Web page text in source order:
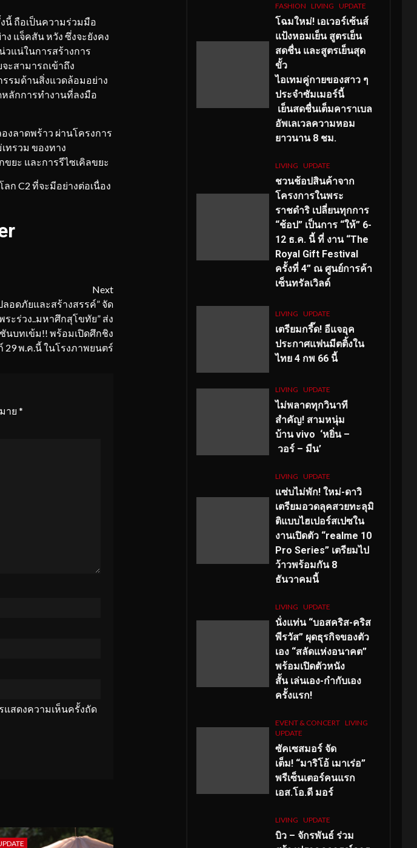
งนี้ ถือเป็นความร่วมมือ
ง แจ็คสัน หวัง ซึ่งจะยังคง
วแน่ในการสร้างการ
ะสามารถเข้าถึง
รมด้านสิ่งแวดล้อมอย่าง
หลักการทำงานที่ลงมือ
งลาดพร้าว ผ่านโครงการ
ทรวม ของทาง
ยะ และการรีไซเคิลขยะ
ก C2 ที่จะมีอย่างต่อเนื่อง
Next
อดภัยและสร้างสรรค์” จัด
ระร่วง..มหาศึกสุโขทัย” ส่ง
ชันบทเข้ม!! พร้อมเปิดศึกชิง
29 พ.ค.นี้ ในโรงภาพยนตร์
าย *
แสดงความเห็นครั้งถัด
FASHION LIVING UPDATE
โฉมใหม่! เอเวอร์เซ้นส์
แป้งหอมเย็น สูตรเย็น
สดชื่น และสูตรเย็นสุด
ขั้ว
ไอเทมคู่กายของสาว ๆ
ประจำซัมเมอร์นี้
เย็นสดชื่นเต็มคาราเบล
อัพเลเวลความหอม
ยาวนาน 8 ชม.
LIVING UPDATE
ชวนช้อปสินค้าจาก
โครงการในพระ
ราชดำริ เปลี่ยนทุกการ
“ช้อป” เป็นการ “ให้” 6-
12 ธ.ค. นี้ ที่ งาน “The
Royal Gift Festival
ครั้งที่ 4” ณ ศูนย์การค้า
เซ็นทรัลเวิลด์
LIVING UPDATE
เตรียมกรี๊ด! อีแจอุค
ประกาศแฟนมีตติ้งใน
ไทย 4 กพ 66 นี้
LIVING UPDATE
ไม่พลาดทุกวินาที
สำคัญ! สามหนุ่ม
บ้าน vivo ‘หยิ่น –
วอร์ – มีน’
LIVING UPDATE
แซ่บไม่พัก! ใหม่-ดาวิ
เตรียมอวดลุคสวยทะลุมิ
ติแบบไฮเปอร์สเปซใน
งานเปิดตัว “realme 10
Pro Series” เตรียมไป
ว้าวพร้อมกัน 8
ธันวาคมนี้
LIVING UPDATE
นั่งแท่น “บอสคริส-คริส
พีรวัส” ผุดธุรกิจของตัว
เอง “สลัดแห่งอนาคต”
พร้อมเปิดตัวหนัง
สั้น เล่นเอง-กำกับเอง
ครั้งแรก!
EVENT & CONCERT LIVING
UPDATE
ซัคเซสมอร์ จัด
เต็ม! “มาริโอ้ เมาเร่อ”
พรีเซ็นเตอร์คนแรก
เอส.โอ.ดี มอร์
LIVING UPDATE
บิว – จักรพันธ์ ร่วม